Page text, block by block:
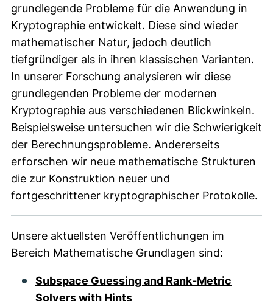
grundlegende Probleme für die Anwendung in
Kryptographie entwickelt. Diese sind wieder
mathematischer Natur, jedoch deutlich
tiefgründiger als in ihren klassischen Varianten.
In unserer Forschung analysieren wir diese
grundlegenden Probleme der modernen
Kryptographie aus verschiedenen Blickwinkeln.
Beispielsweise untersuchen wir die Schwierigkeit
der Berechnungsprobleme. Andererseits
erforschen wir neue mathematische Strukturen
die zur Konstruktion neuer und
fortgeschrittener kryptographischer Protokolle.
Unsere aktuellsten Veröffentlichungen im
Bereich Mathematische Grundlagen sind:
Subspace Guessing and Rank-Metric
Solvers with Hints